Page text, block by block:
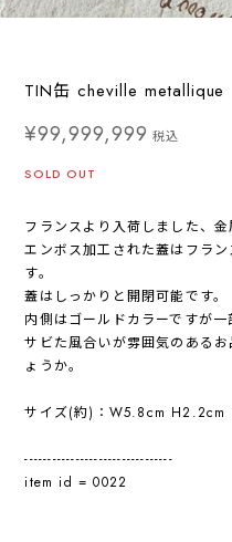
TIN缶 cheville metallique
¥99,999,999 税込
SOLD OUT
フランスより入荷しました、
エンボス加工された蓋はフラ
す。
蓋はしっかりと開閉可能です。
内側はゴールドカラーですが一
サビた風合いが雰囲気のある
ょうか。
サイズ(約)：W5.8cm H2.2cm
--------------------------------
item id = 0022